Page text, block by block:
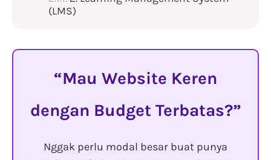
(LMS)
Mau Website Keren
dengan Budget Terbatas?
Nggak perlu modal besar buat punya